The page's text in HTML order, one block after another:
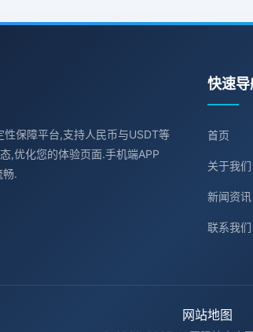
保障平台,支持人民币与USDT等
,优化您的体验页面.手机端APP
畅.
快速导
首页
关于我们
新闻资讯
联系我们
网站地图